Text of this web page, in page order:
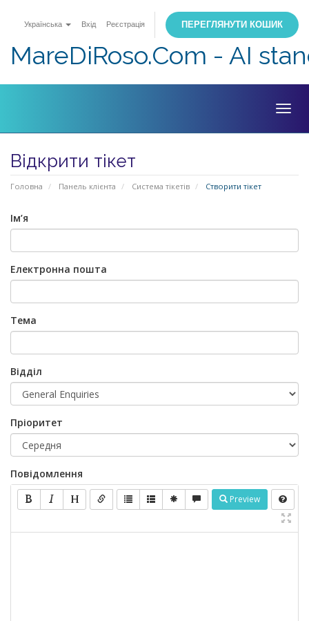
Українська Вхід Реєстрація ПЕРЕГЛЯНУТИ КОШИК
MareDiRoso.Com - AI
Відкрити тікет
Головна Панель клієнта Система тікетів Створити тікет
Ім’я
Електронна пошта
Тема
Відділ
Пріоритет
Повідомлення
Preview